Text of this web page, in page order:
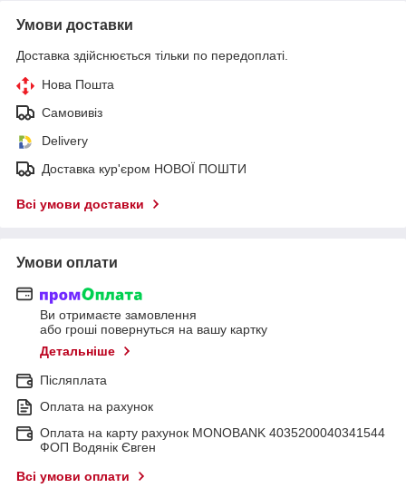
Умови доставки
Доставка здійснюється тільки по передоплаті.
Нова Пошта
Самовивіз
Delivery
Доставка кур'єром НОВОЇ ПОШТИ
Всі умови доставки
Умови оплати
Ви отримаєте замовлення
або гроші повернуться на вашу картку
Детальніше
Післяплата
Оплата на рахунок
Оплата на карту рахунок MONOBANK 4035200040341544
ФОП Водянік Євген
Всі умови оплати